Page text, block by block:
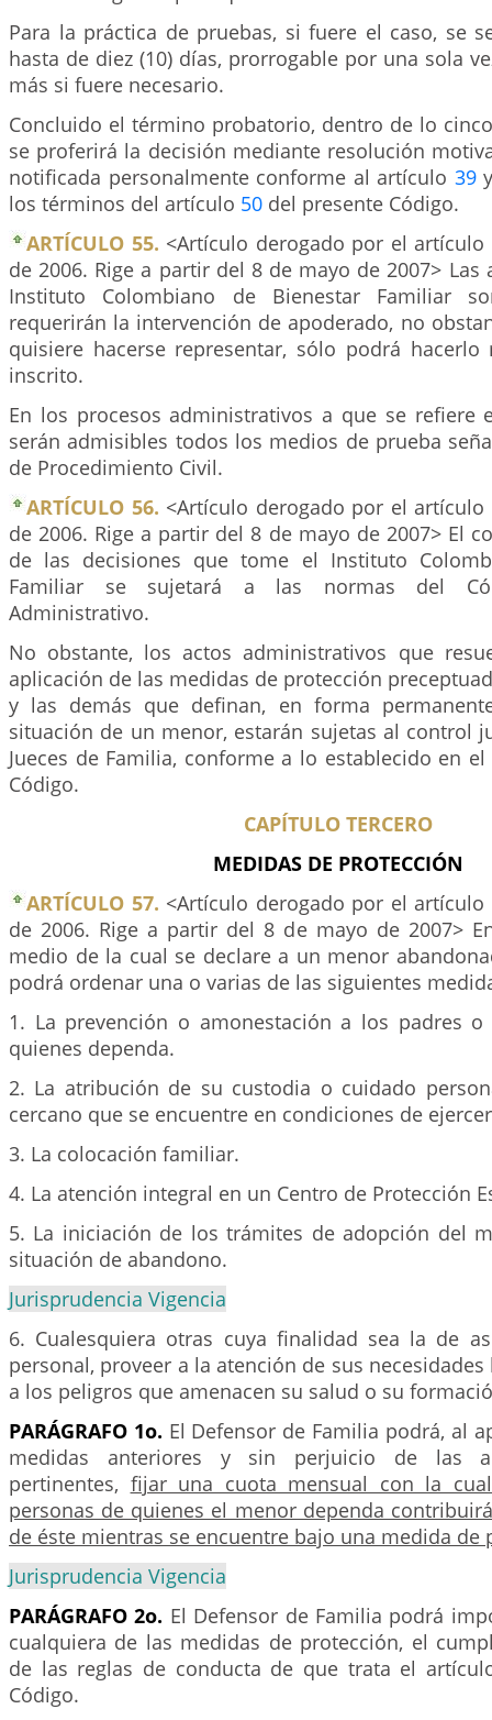
Para la práctica de pruebas, si fuere el caso, se
hasta de diez (10) días, prorrogable por una sola
más si fuere necesario.
Concluido el término probatorio, dentro de lo
se proferirá la decisión mediante resolución
notificada personalmente conforme al artículo 39
los términos del artículo 50 del presente Código.
ARTÍCULO 55. <Artículo derogado por el artículo
de 2006. Rige a partir del 8 de mayo de 2007> Las
Instituto Colombiano de Bienestar Familiar
requerirán la intervención de apoderado, no
quisiere hacerse representar, sólo podrá hacerlo
inscrito.
En los procesos administrativos a que se refiere
serán admisibles todos los medios de prueba
de Procedimiento Civil.
ARTÍCULO 56. <Artículo derogado por el artículo
de 2006. Rige a partir del 8 de mayo de 2007> El
de las decisiones que tome el Instituto
Familiar se sujetará a las normas del
Administrativo.
No obstante, los actos administrativos que
aplicación de las medidas de protección
y las demás que definan, en forma
situación de un menor, estarán sujetas al control
Jueces de Familia, conforme a lo establecido en
Código.
CAPÍTULO TERCERO
MEDIDAS DE PROTECCIÓN
ARTÍCULO 57. <Artículo derogado por el artículo
de 2006. Rige a partir del 8 de mayo de 2007>
medio de la cual se declare a un menor
podrá ordenar una o varias de las siguientes
1. La prevención o amonestación a los padres
quienes dependa.
2. La atribución de su custodia o cuidado
cercano que se encuentre en condiciones de
3. La colocación familiar.
4. La atención integral en un Centro de Protección
5. La iniciación de los trámites de adopción del
situación de abandono.
Jurisprudencia Vigencia
6. Cualesquiera otras cuya finalidad sea la de
personal, proveer a la atención de sus
a los peligros que amenacen su salud o su
PARÁGRAFO 1o. El Defensor de Familia podrá, al
medidas anteriores y sin perjuicio de las
pertinentes, fijar una cuota mensual con la
personas de quienes el menor dependa
de éste mientras se encuentre bajo una medida de
Jurisprudencia Vigencia
PARÁGRAFO 2o. El Defensor de Familia podrá
cualquiera de las medidas de protección, el
de las reglas de conducta de que trata el
Código.